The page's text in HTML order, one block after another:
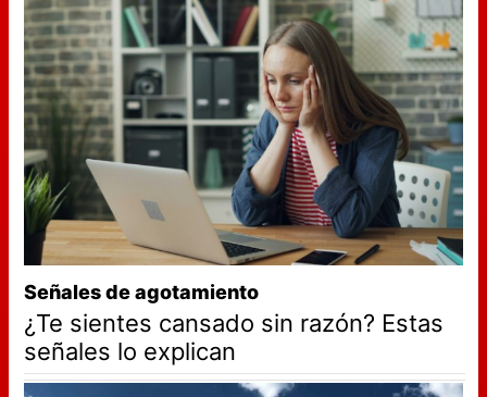
Señales de agotamiento
¿Te sientes cansado sin razón? Estas
señales lo explican